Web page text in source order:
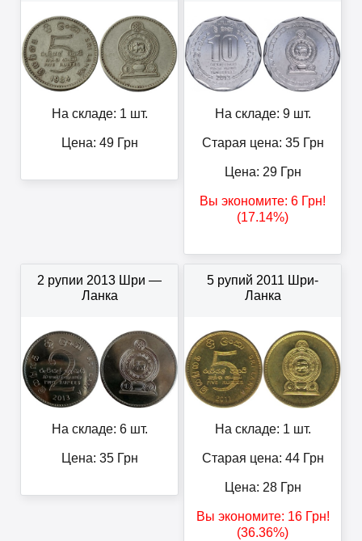
На складе: 1 шт.
Цена: 49Грн
На складе: 9 шт.
Старая цена: 35Грн
Цена: 29Грн
Вы экономите: 6 Грн!
(17.14%)
2 рупии 2013 Шри —
Ланка
На складе: 6 шт.
Цена: 35Грн
5 рупий 2011 Шри-
Ланка
На складе: 1 шт.
Старая цена: 44Грн
Цена: 28Грн
Вы экономите: 16Грн!
(36.36%)